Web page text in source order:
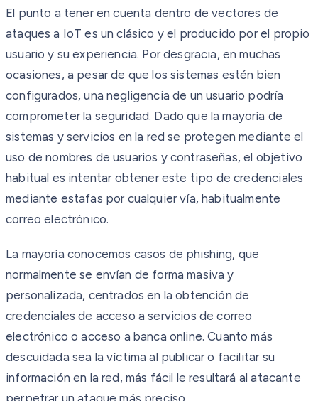
El punto a tener en cuenta dentro de vectores de
ataques a IoT es un clásico y el producido por el propio
usuario y su experiencia. Por desgracia, en muchas
ocasiones, a pesar de que los sistemas estén bien
configurados, una negligencia de un usuario podría
comprometer la seguridad. Dado que la mayoría de
sistemas y servicios en la red se protegen mediante el
uso de nombres de usuarios y contraseñas, el objetivo
habitual es intentar obtener este tipo de credenciales
mediante estafas por cualquier vía, habitualmente
correo electrónico.
La mayoría conocemos casos de phishing, que
normalmente se envían de forma masiva y
personalizada, centrados en la obtención de
credenciales de acceso a servicios de correo
electrónico o acceso a banca online. Cuanto más
descuidada sea la víctima al publicar o facilitar su
información en la red, más fácil le resultará al atacante
perpetrar un ataque más preciso.